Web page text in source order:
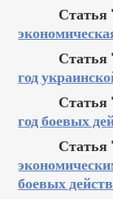
Статья
Статья
год
Статья
год боевых
Статья
боевых